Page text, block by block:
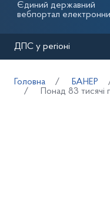
Єдиний державний
вебпортал
ДПС у регіоні
Головна БАНЕР
Понад 83